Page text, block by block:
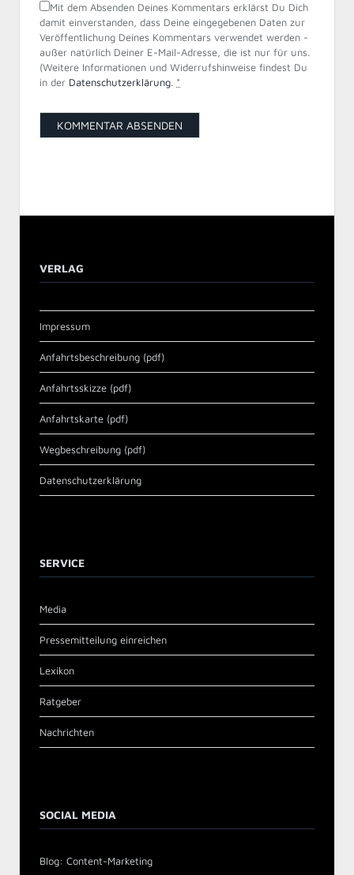
Mit dem Absenden Deines Kommentars erklärst Du Dich
damit einverstanden, dass Deine eingegebenen Daten zur
Veröffentlichung Deines Kommentars verwendet werden -
außer natürlich Deiner E-Mail-Adresse, die ist nur für uns.
(Weitere Informationen und Widerrufshinweise findest Du
in der Datenschutzerklärung. *
VERLAG
Impressum
Anfahrtsbeschreibung (pdf)
Anfahrtsskizze (pdf)
Anfahrtskarte (pdf)
Wegbeschreibung (pdf)
Datenschutzerklärung
SERVICE
Media
Pressemitteilung einreichen
Lexikon
Ratgeber
Nachrichten
SOCIAL MEDIA
Blog: Content-Marketing